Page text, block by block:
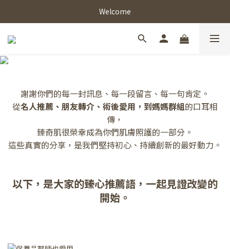
Welcome
謝謝你們的每一封訊息、每一段留言、每一句肯定。
從名人推薦、朋友轉介、術後愛用，到媽媽群組的口耳相
傳，
臻奇肌很榮幸成為你們肌膚照護的一部分。
這些真實的分享，是我們堅持初心、持續創新的最好動力。
以下，是大家的臻心推薦語，一起見證改變的
開始。